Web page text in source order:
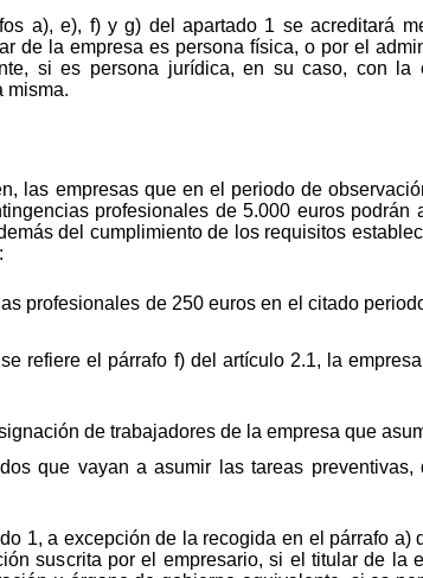
a), e), f) y g) del apartado 1 se acreditará
de la empresa es persona física, o por el
si es persona jurídica, en su caso, con la
misma.
las empresas que en el periodo de
profesionales de 5.000 euros podrán
del cumplimiento de los requisitos
profesionales de 250 euros en el citado
refiere el párrafo f) del artículo 2.1, la
de trabajadores de la empresa que
que vayan a asumir las tareas
1, a excepción de la recogida en el párrafo a)
suscrita por el empresario, si el titular de la